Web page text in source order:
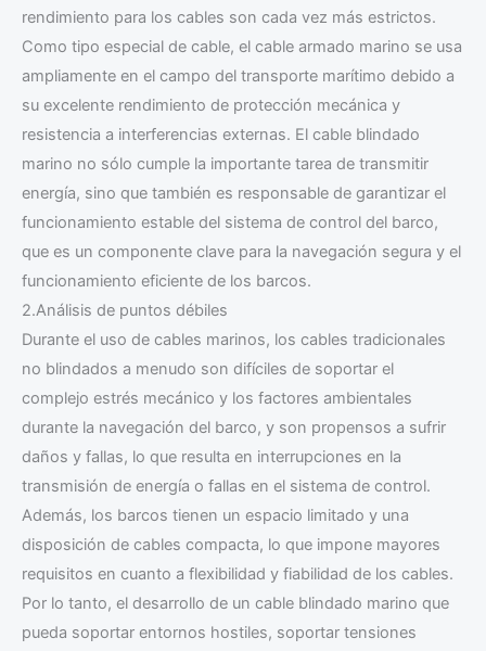
rendimiento para los cables son cada vez más estrictos.
Como tipo especial de cable, el cable armado marino se usa
ampliamente en el campo del transporte marítimo debido a
su excelente rendimiento de protección mecánica y
resistencia a interferencias externas. El cable blindado
marino no sólo cumple la importante tarea de transmitir
energía, sino que también es responsable de garantizar el
funcionamiento estable del sistema de control del barco,
que es un componente clave para la navegación segura y el
funcionamiento eficiente de los barcos.
2.Análisis de puntos débiles
Durante el uso de cables marinos, los cables tradicionales
no blindados a menudo son difíciles de soportar el
complejo estrés mecánico y los factores ambientales
durante la navegación del barco, y son propensos a sufrir
daños y fallas, lo que resulta en interrupciones en la
transmisión de energía o fallas en el sistema de control.
Además, los barcos tienen un espacio limitado y una
disposición de cables compacta, lo que impone mayores
requisitos en cuanto a flexibilidad y fiabilidad de los cables.
Por lo tanto, el desarrollo de un cable blindado marino que
pueda soportar entornos hostiles, soportar tensiones